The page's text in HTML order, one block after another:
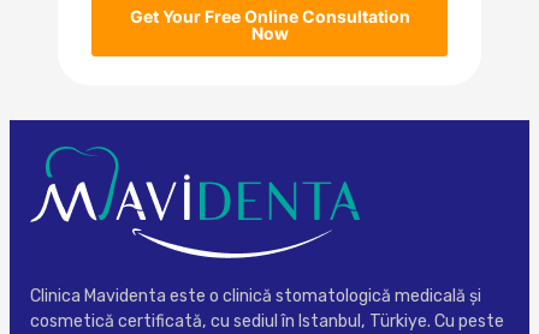
Get Your Free Online Consultation
Now
Clinica Mavidenta este o clinică stomatologică medicală și
cosmetică certificată, cu sediul în Istanbul, Türkiye. Cu peste